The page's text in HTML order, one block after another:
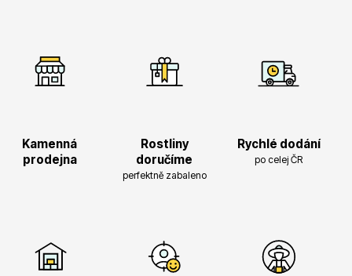
Kamenná
prodejna
Rostliny
doručíme
perfektně zabaleno
Rychlé dodání
po celej ČR